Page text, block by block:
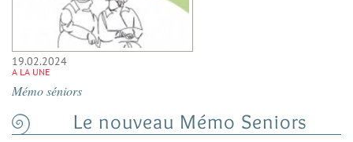
19.02.2024
A LA UNE
Mémo séniors
Le nouveau Mémo Seniors